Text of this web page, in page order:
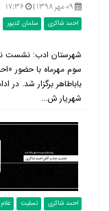
۰۹ مهر ۱۳۹۸ | ۱۷:۳۶
احمد شاکری سلمان کدیور
شهرستان ادب: نشست
سوم مهرماه با حضور
باباطاهر برگزار شد.
شهریار ش...
احمد شاکری تسلیت